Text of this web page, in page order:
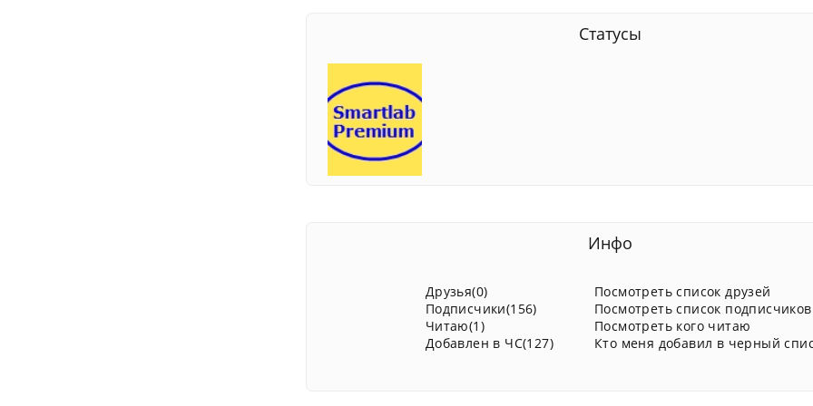
Статусы
Инфо
Друзья(0)
Подписчики(156)
Читаю(1)
Добавлен в ЧС(127)
Посмотреть список друзей
Посмотреть список подписчиков
Посмотреть кого читаю
Кто меня добавил в черный